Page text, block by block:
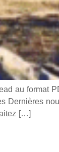
au format
Dernières
[…]